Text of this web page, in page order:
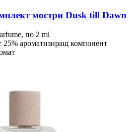
мостри Dusk till Dawn
по 2 ml
25% ароматизиращ компонент